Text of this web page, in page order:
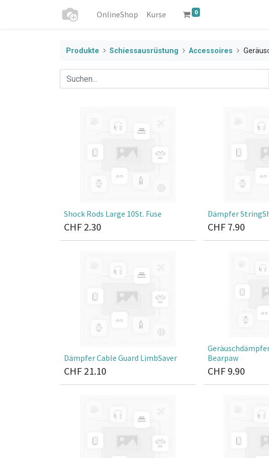
OnlineShop Kurse 0
Produkte Schiessausrüstung Accessoires
Shock Rods Large 10St. Fuse
CHF 2.30
Dämpfer
CHF 7.90
Dämpfer Cable Guard LimbSaver
CHF 21.10
Bearpaw
CHF 9.90